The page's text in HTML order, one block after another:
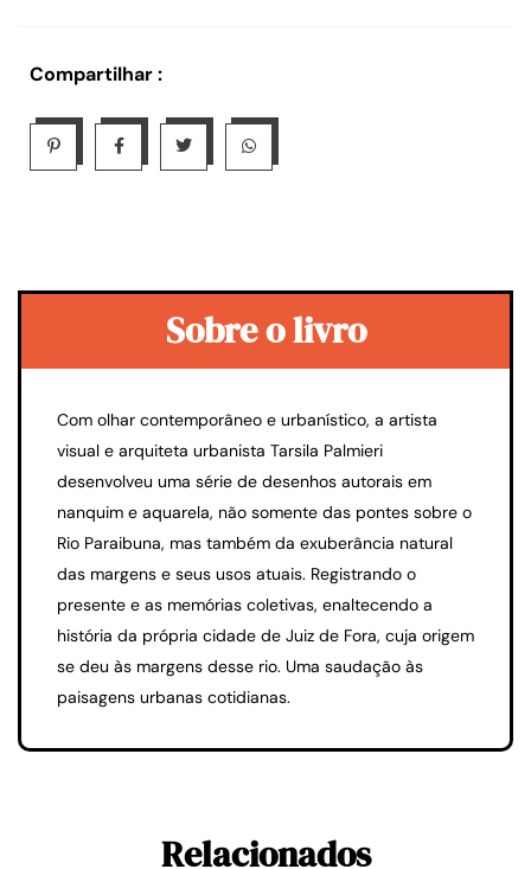
Compartilhar :
Sobre o livro
Com olhar contemporâneo e urbanístico, a artista
visual e arquiteta urbanista Tarsila Palmieri
desenvolveu uma série de desenhos autorais em
nanquim e aquarela, não somente das pontes sobre o
Rio Paraibuna, mas também da exuberância natural
das margens e seus usos atuais. Registrando o
presente e as memórias coletivas, enaltecendo a
história da própria cidade de Juiz de Fora, cuja origem
se deu às margens desse rio. Uma saudação às
paisagens urbanas cotidianas.
Relacionados